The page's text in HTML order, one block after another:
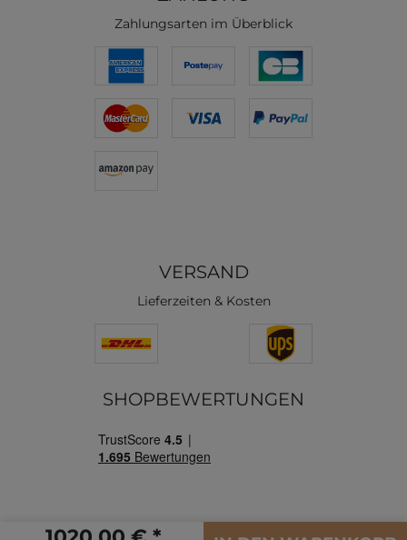
Zahlungsarten im Überblick
VERSAND
Lieferzeiten & Kosten
SHOPBEWERTUNGEN